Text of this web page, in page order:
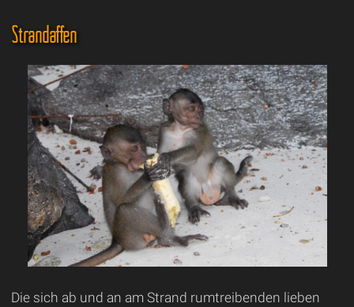
Strandaffen
Die sich ab und an am Strand rumtreibenden lieben